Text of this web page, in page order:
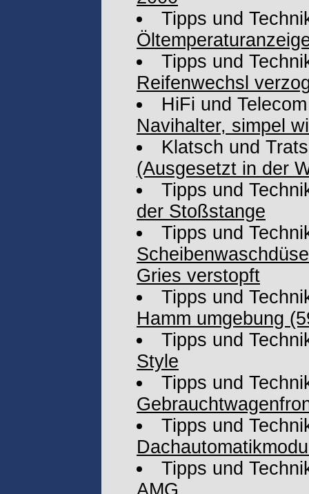
Tipps und
Tipps und
Reifenwechsl
HiFi und Telecom
Navihalter, simpel
Klatsch und
(Ausgesetzt in der
Tipps und
der Stoßstange
Tipps und
Gries verstopft
Tipps und
Hamm umgebung
Tipps und
Style
Tipps und
Tipps und
Tipps und
AMG